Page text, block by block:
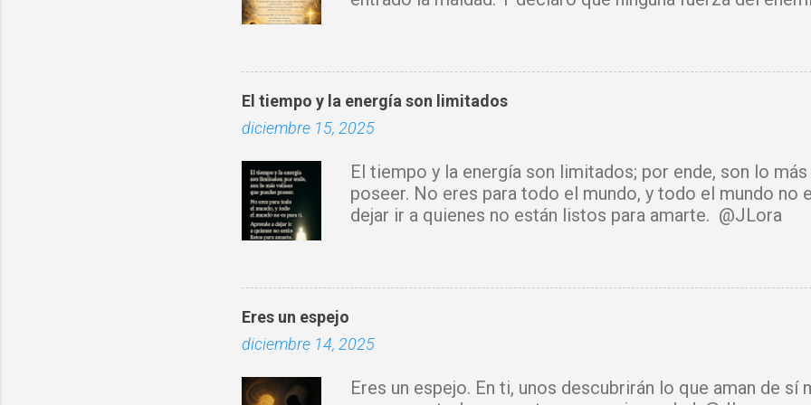
Espíritu Santo purifique todo a mi alrededor. Por el
con tu luz y tu paz. Declaro mi mente libre, mi cuerpo
fortalecido. Donde había temor, hoy hay fe. Donde había
prosperará. Hoy se cierra todo ciclo de oscuridad y
nuevo de luz y bendición. Mi vida y mi hogar están
Jesucristo. Amén.
El tiempo y la energía son limitados
diciembre 15, 2025
El tiempo y la energía son limitados; por ende, son lo
poseer. No eres para todo el mundo, y todo el mundo no
dejar ir a quienes no están listos para amarte. @JLora
Eres un espejo
diciembre 14, 2025
Eres un espejo. En ti, unos descubrirán lo que aman de sí